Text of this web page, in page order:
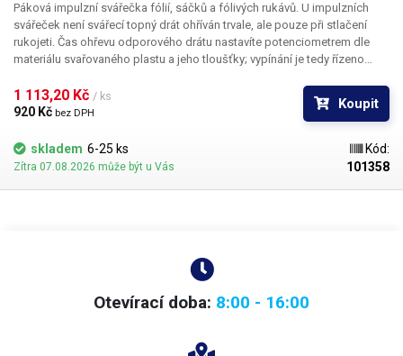
Páková impulzní svářečka fólií, sáčků a fólivých rukávů. U impulzních
svářeček není svářecí topný drát ohříván trvale, ale pouze při stlačení
rukojeti. Čas ohřevu odporového drátu nastavíte potenciometrem dle
materiálu svařovaného plastu a jeho tloušťky; vypínání je tedy řízeno
délka sváru je 100 mm. Maximální tloušťka svařované fólie činí 2 × 0,15
mm. Kryt svářečky je vyroben z plastu, výrobek není určen pro práci v
a hobby použití.
celokovovém provedení, které jsou určené pro větší zátěž a průmysl.
1 113,20 Kč / ks
920 Kč bez DPH
Koupit
skladem 6-25 ks
Zítra 07.08.2026 může být u Vás
Kód:
101358
Otevírací doba: 8:00 - 16:00